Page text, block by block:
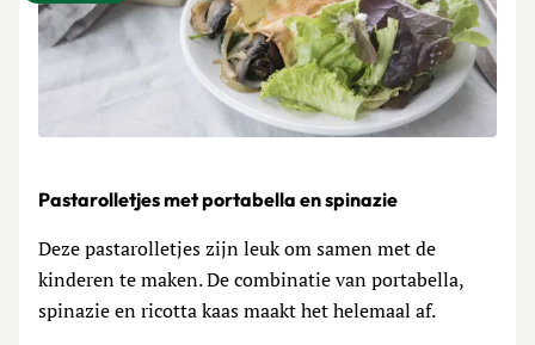
Pastarolletjes met portabella en spinazie
Deze pastarolletjes zijn leuk om samen met de
kinderen te maken. De combinatie van portabella,
spinazie en ricotta kaas maakt het helemaal af.